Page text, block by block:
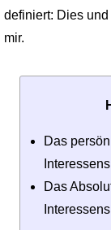
definiert: Dies
mir.
Das
Das